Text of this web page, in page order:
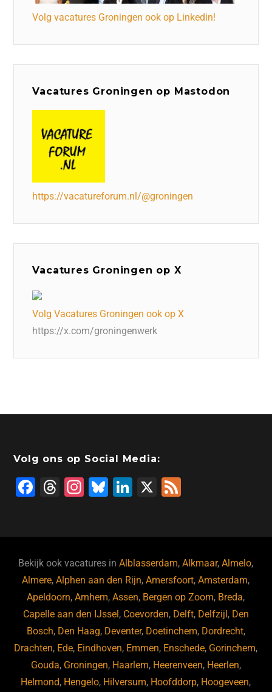
Volg vacatures Groningen ook op Linkedin!
Vacatures Groningen op Mastodon
https://vacatureforum.nl/@groningen
Vacatures Groningen op X
Volg Vacatures Groningen ook op X
https://x.com/groningenwerk
Volg ons op Social Media:
F
b
o
o
k
T
d
s
In
a
m
Bl
ky
Li
dI
n
X
Bekijk ook vacatures inAlblasserdam,Alkmaar,Almelo,
Almere,Alphen aan den Rijn,Amersfoort,Amsterdam,
Apeldoorn,Arnhem,Assen, Bergen op Zoom, Breda,
Capelle aan den IJssel, Coevorden, Delft, Delfzijl, Den
Bosch, Den Haag, Deventer, Doetinchem, Dordrecht,
Drachten, Ede, Eindhoven, Emmen, Enschede, Gorinchem,
Gouda, Groningen, Haarlem, Heerenveen, Heerlen,
Helmond, Hengelo, Hilversum, Hoofddorp, Hoogeveen,